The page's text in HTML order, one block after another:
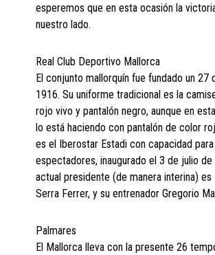
esperemos que en esta ocasión la
nuestro lado.
Real Club Deportivo Mallorca
El conjunto mallorquín fue fundado un 27
1916. Su uniforme tradicional es la
rojo vivo y pantalón negro, aunque en
lo está haciendo con pantalón de color
es el Iberostar Estadi con capacidad
espectadores, inaugurado el 3 de julio de
actual presidente (de manera interina) es
Serra Ferrer, y su entrenador Gregorio
Palmares
El Mallorca lleva con la presente 26